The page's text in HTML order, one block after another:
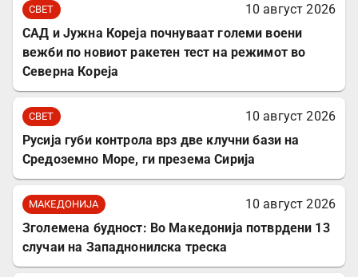
СВЕТ
10 август 2026
САД и Јужна Кореја почнуваат големи воени
вежби по новиот ракетен тест на режимот во
Северна Кореја
СВЕТ
10 август 2026
Русија губи контрола врз две клучни бази на
Средоземно Море, ги презема Сирија
МАКЕДОНИЈА
10 август 2026
Зголемена будност: Во Македонија потврдени 13
случаи на Западнонилска треска